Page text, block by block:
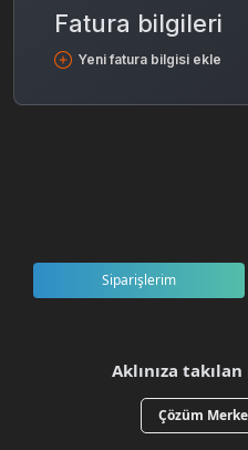
Fatura bilgileri
Yeni fatura bilgisi ekle
Siparişlerim
Aklınıza
Çözüm